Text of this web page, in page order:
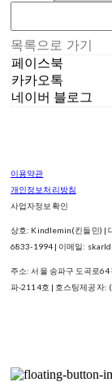
목록으로 가기
페이스북
카카오톡
네이버 블로그
이용약관
개인정보처리방침
사업자정보확인
상호: Kindlemin(킨들민) |
6833-1994 | 이메일:
주소: 서울 송파구 도곡로
파-2114호 | 호스팅제공자: